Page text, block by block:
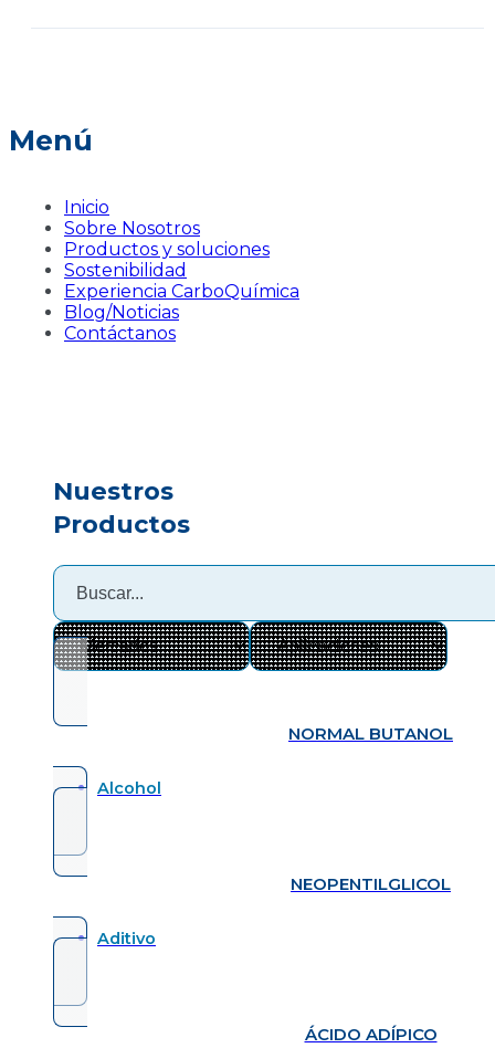
Menú
Inicio
Sobre Nosotros
Productos y soluciones
Sostenibilidad
Experiencia CarboQuímica
Blog/Noticias
Contáctanos
Nuestros
Productos
NORMAL BUTANOL
Alcohol
NEOPENTILGLICOL
Aditivo
ÁCIDO ADÍPICO